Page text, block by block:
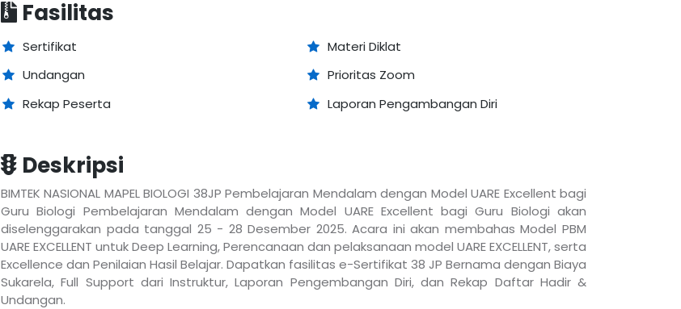
Fasilitas
Sertifikat
Undangan
Rekap Peserta
Materi Diklat
Prioritas Zoom
Laporan Pengambangan Diri
Deskripsi
BIMTEK NASIONAL MAPEL BIOLOGI 38JP Pembelajaran Mendalam dengan Model UARE Excellent bagi
Guru Biologi Pembelajaran Mendalam dengan Model UARE Excellent bagi Guru Biologi akan
diselenggarakan pada tanggal 25 - 28 Desember 2025. Acara ini akan membahas Model PBM
UARE EXCELLENT untuk Deep Learning, Perencanaan dan pelaksanaan model UARE EXCELLENT, serta
Excellence dan Penilaian Hasil Belajar. Dapatkan fasilitas e-Sertifikat 38 JP Bernama dengan Biaya
Sukarela, Full Support dari Instruktur, Laporan Pengembangan Diri, dan Rekap Daftar Hadir &
Undangan.